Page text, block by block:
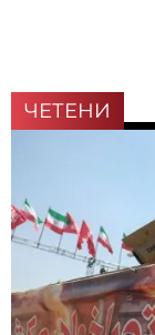
ЧЕТЕНИ